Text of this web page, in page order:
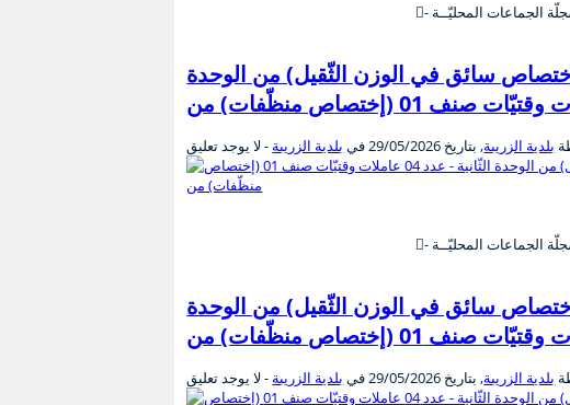
مهني لإنتداب عدد 03 عملة وقتيّين صنف 05 (إختصاص سائق في الوزن الثّقيل) من الوحدة
بلدية الزريبة, بتاريخ 29/05/2026في بلدية الزريبة - لا يوجد تعليق
مهني لإنتداب عدد 03 عملة وقتيّين صنف 05 (إختصاص سائق في الوزن الثّقيل) من الوحدة
بلدية الزريبة, بتاريخ 29/05/2026في بلدية الزريبة - لا يوجد تعليق